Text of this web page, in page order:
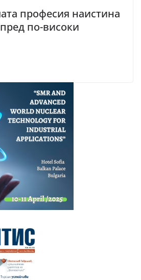
професия наистина
по-високи